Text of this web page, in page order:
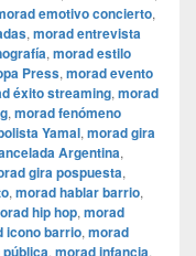
emotivo concierto,
, morad entrevista
, morad estilo
Press, morad evento
éxito streaming, morad
, morad fenómeno
Yamal, morad gira
Argentina,
gira pospuesta,
, morad hablar barrio,
hip hop, morad
icono barrio, morad
, morad infancia,